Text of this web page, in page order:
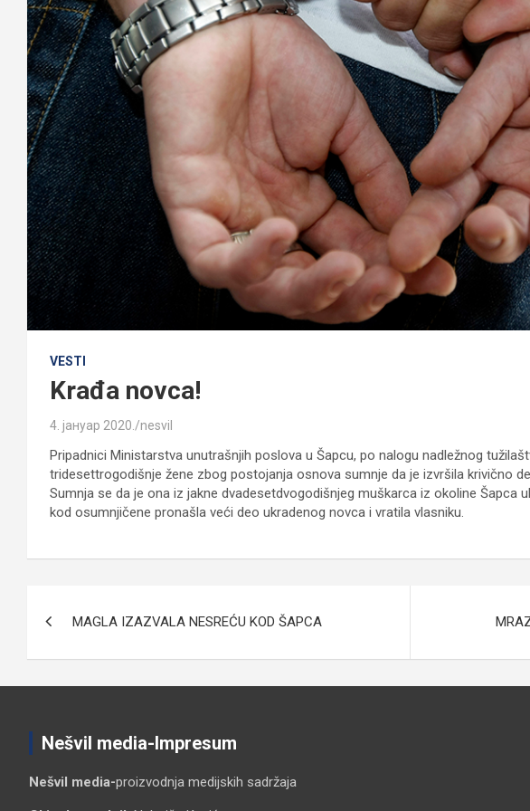
VESTI
Krađa novca!
4. јануар 2020. nesvil
Pripadnici Ministarstva unutrašnjih poslova u Šapcu, po nalogu nadležnog
tridesettrogodišnje žene zbog postojanja osnova sumnje da je izvršila krivično
Sumnja se da je ona iz jakne dvadesetdvogodišnjeg muškarca iz okoline Šapca
kod osumnjičene pronašla veći deo ukradenog novca i vratila vlasniku.
MAGLA IZAZVALA NESREĆU KOD ŠAPCA
Nešvil media-Impresum
Nešvil media-proizvodnja medijskih sadržaja